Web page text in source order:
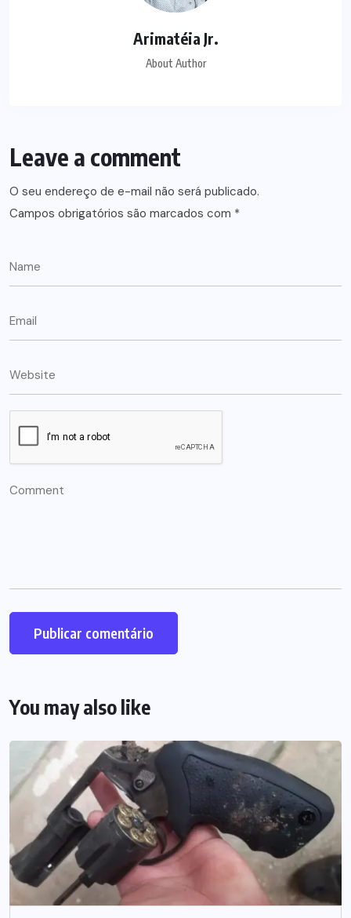
Arimatéia Jr.
About Author
Leave a comment
O seu endereço de e-mail não será publicado.
Campos obrigatórios são marcados com *
You may also like